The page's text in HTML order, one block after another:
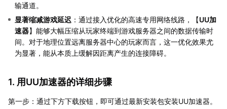
输通道。
显著缩减游戏延迟 ：通过接入优化的高速专用网络线路，【UU加
速器】能够大幅压缩从玩家终端到游戏服务器之间的数据传输时
间。对于地理位置远离服务器中心的玩家而言，这一优化效果尤
为显著，能从本质上缓解因距离产生的连接障碍。
1. 用UU加速器的详细步骤
第一步：通过下方下载按钮，即可通过最新安装包安装UU加速器。